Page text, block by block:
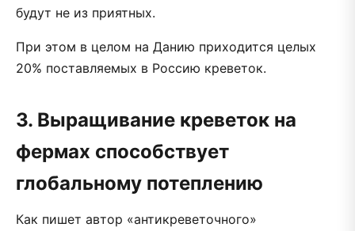
будут не из приятных.
При этом в целом на Данию приходится целых
20% поставляемых в Россию креветок.
3. Выращивание креветок на
фермах способствует
глобальному потеплению
Как пишет автор «антикреветочного»